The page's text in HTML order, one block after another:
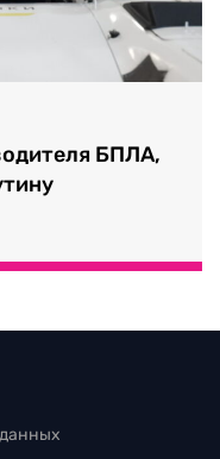
БПЛА,